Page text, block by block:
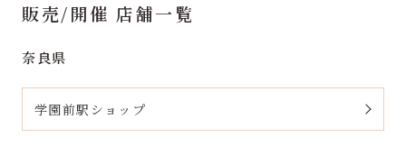
販売/開催 店舗一覧
奈良県
学園前駅ショップ